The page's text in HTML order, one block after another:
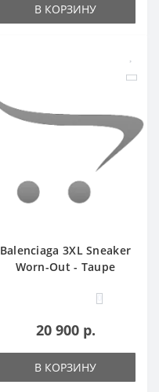
В КОРЗИНУ
Balenciaga 3XL Sneaker
Worn-Out - Taupe
0
20 900 р.
В КОРЗИНУ